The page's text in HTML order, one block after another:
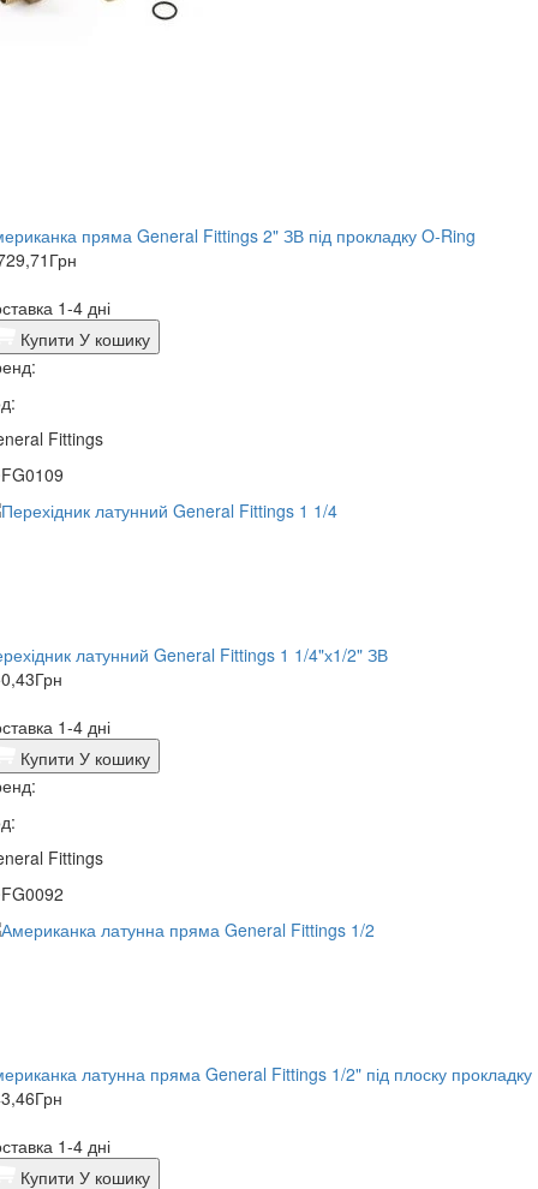
пряма General Fittings 2" ЗВ під прокладку O-Ring
Грн
1-4 дні
Купити У кошику
Fittings
латунний General Fittings 1 1/4"х1/2" ЗВ
Грн
1-4 дні
Купити У кошику
Fittings
латунна пряма General Fittings 1/2" під плоску прокладку
Грн
1-4 дні
Купити У кошику